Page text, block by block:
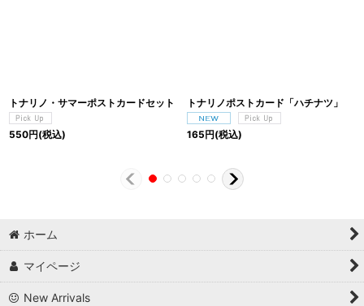
トナリノ・サマーポストカードセット
550円(税込)
トナリノポストカード「ハチナツ」
165円(税込)
ホーム
マイページ
New Arrivals